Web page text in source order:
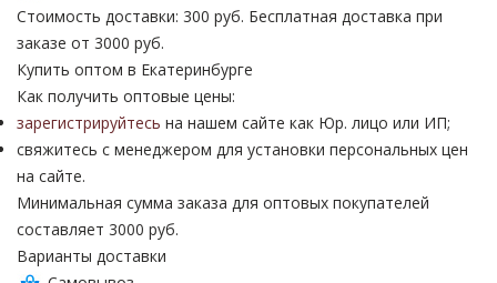
Стоимость доставки: 300 руб. Бесплатная доставка при
заказе от 3000 руб.
Купить оптом в Екатеринбурге
Как получить оптовые цены:
зарегистрируйтесь на нашем сайте как Юр. лицо или ИП;
свяжитесь с менеджером для установки персональных цен
на сайте.
Минимальная сумма заказа для оптовых покупателей
составляет 3000 руб.
Варианты доставки